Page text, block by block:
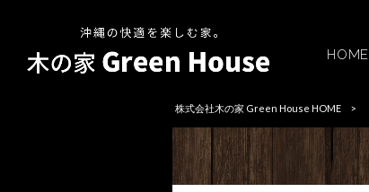
HOME
株式会社木の家 Green House HOME >